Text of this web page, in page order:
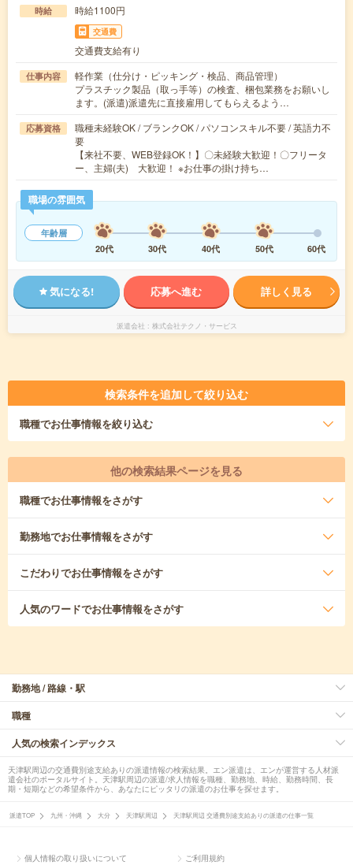
時給 時給1100円
交通費
交通費支給有り
仕事内容
軽作業（仕分け・ピッキング・検品、商品管理）
プラスチック製品（取っ手等）の検査、梱包業務をお願いし
ます。(派遣)派遣先に直接雇用してもらえるよう…
応募資格
職種未経験OK / ブランクOK / パソコンスキル不要 / 英語力不
要
【来社不要、WEB登録OK！】〇未経験大歓迎！〇フリータ
ー、主婦(夫) 大歓迎！ ※お仕事の掛け持ち…
職場の雰囲気
年齢層
20代
30代 40代 50代 60代
気になる! 応募へ進む 詳しく見る
派遣会社 株式会社テクノ・サービス
検索条件を追加して絞り込む
職種でお仕事情報を絞り込む
他の検索結果ページを見る
職種でお仕事情報をさがす
勤務地でお仕事情報をさがす
こだわりでお仕事情報をさがす
人気のワードでお仕事情報をさがす
勤務地 / 路線・駅
職種
人気の検索インデックス
天津駅周辺の交通費別途支給ありの派遣情報の検索結果。エン派遣は、エンが運営する人材派
遣会社のポータルサイト。天津駅周辺の派遣/求人情報を職種、勤務地、時給、勤務時間、長
期・短期などの希望条件から、あなたにピッタリの派遣のお仕事を探せます。
派遣TOP 九州・沖縄 大分 天津駅周辺 天津駅周辺 交通費別途支給ありの派遣の仕事一覧
個人情報の取り扱いについて ご利用規約